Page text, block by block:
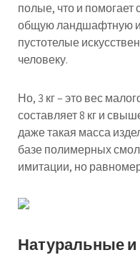
полые, что и
общую ландшафтную
пустотелые
человеку.
Но, 3 кг – это вес
составляет 8 кг и
даже такая масса
базе полимерных смол
имитации, но
Натуральные